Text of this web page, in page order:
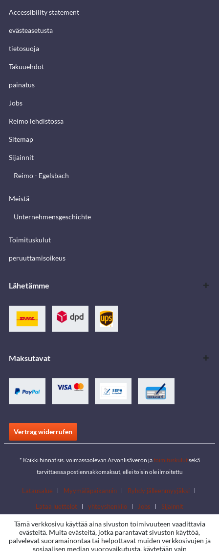
Accessibility statement
evästeasetusta
tietosuoja
Takuuehdot
painatus
Jobs
Reimo lehdistössä
Sitemap
Sijainnit
Reimo - Egelsbach
Meistä
Unternehmensgeschichte
Toimituskulut
peruuttamisoikeus
Lähetämme
Maksutavat
Vertrag widerrufen
* Kaikki hinnat sis. voimassaolevan Arvonlisäveron jatoimituskulutsekä
tarvittaessa postiennakkomaksut, ellei toisin ole ilmoitettu
Latausalue Myymäläpaikannin
Ryhdy jälleenmyyjäksi
Lataa luettelot
yhteyshenkilö Jobs Sijainnit
Tämä verkkosivu käyttää aina sivuston toimivuuteen vaadittavia
evästeitä. Muita evästeitä, jotka parantavat sivuston käyttöä,
palvelevat suoramainontaa tai helpottavat muiden verkkosivujen ja
sosiaalisen median vuorovaikutusta, käytetään vain